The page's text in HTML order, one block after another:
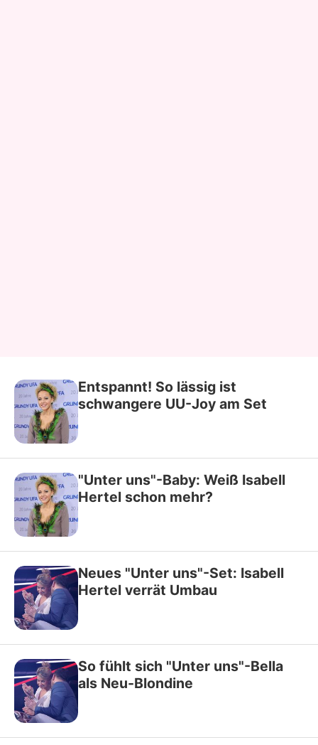
Entspannt! So lässig ist
schwangere UU-Joy am Set
"Unter uns"-Baby: Weiß Isabell
Hertel schon mehr?
Neues "Unter uns"-Set: Isabell
Hertel verrät Umbau
So fühlt sich "Unter uns"-Bella
als Neu-Blondine